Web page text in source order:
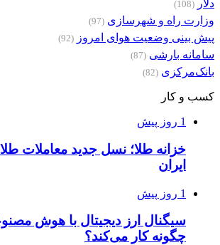
دلار (108)
وزارت راه و شهرسازی (97)
پیش بینی وضعیت هوای امروز (92)
سامانه بارشی (87)
بانک‌مرکزی (82)
کسب و کار
1 روز پیش
خزانه طلا؛ نسل جدید معاملات
ایران
1 روز پیش
سیگنال ارز دیجیتال با هوش
چگونه کار می‌کند؟